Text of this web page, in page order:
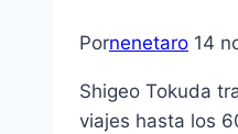
Pornenetaro 14
Shigeo Tokuda
viajes hasta los